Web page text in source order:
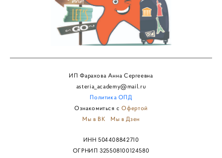
ИП Фарахова Анна Сергеевна
asteria_academy@mail.ru
Политика ОПД
Ознакомиться сОфертой
Мы в ВК
Мы в Дзен
ИНН 504408842710
ОГРНИП 325508100124580